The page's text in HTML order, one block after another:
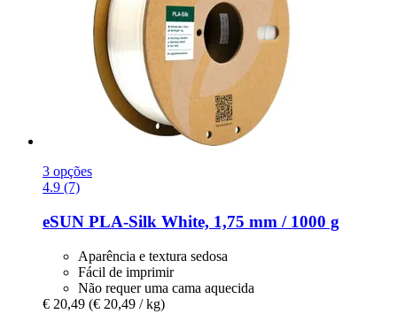
3 opções
4.9 (7)
eSUN PLA-​Silk White, 1,75 mm / 1000 g
Aparência e textura sedosa
Fácil de imprimir
Não requer uma cama aquecida
€ 20,49 (€ 20,49 / kg)